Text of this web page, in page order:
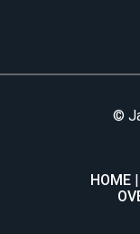
©
HOME